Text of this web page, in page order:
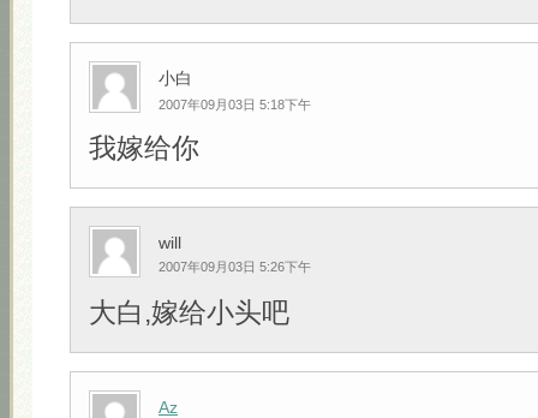
小白
2007年09月03日 5:18下午
我嫁给你
will
2007年09月03日 5:26下午
大白,嫁给小头吧
Az